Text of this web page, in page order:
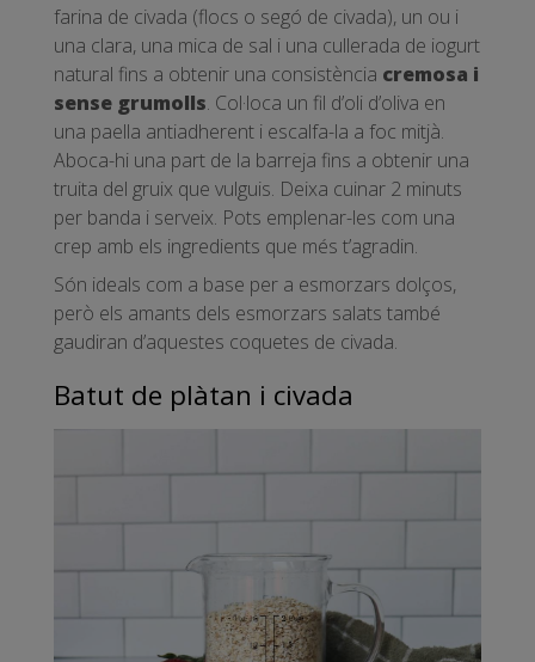
farina de civada (flocs o segó de civada), un ou i
una clara, una mica de sal i una cullerada de iogurt
natural fins a obtenir una consistència cremosa i
sense grumolls. Col·loca un fil d’oli d’oliva en
una paella antiadherent i escalfa-la a foc mitjà.
Aboca-hi una part de la barreja fins a obtenir una
truita del gruix que vulguis. Deixa cuinar 2 minuts
per banda i serveix. Pots emplenar-les com una
crep amb els ingredients que més t’agradin.
Són ideals com a base per a esmorzars dolços,
però els amants dels esmorzars salats també
gaudiran d’aquestes coquetes de civada.
Batut de plàtan i civada